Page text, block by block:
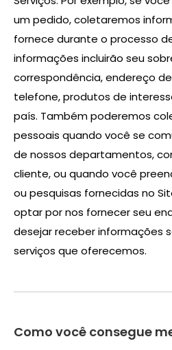
um pedido, coletaremos
fornece durante o processo
informações incluirão seu
correspondência, endereço
telefone, produtos de
país. Também poderemos
pessoais quando você se
de nossos departamentos,
cliente, ou quando você
ou pesquisas fornecidas no
optar por nos fornecer seu
desejar receber informações
serviços que oferecemos.
Como você consegue